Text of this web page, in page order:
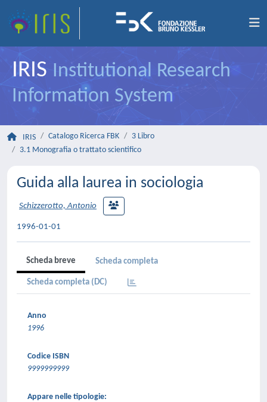
IRIS Institutional Research
Information System
IRIS Catalogo Ricerca FBK
3 Libro
3.1 Monografia o trattato scientifico
Guida alla laurea in sociologia
Schizzerotto, Antonio
1996-01-01
Scheda breve Scheda completa
Scheda completa (DC)
Anno
1996
Codice ISBN
9999999999
Appare nelle tipologie: